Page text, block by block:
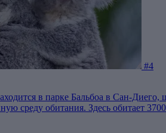
#4
в парке Бальбоа в Сан-
среду обитания. Здесь обитает